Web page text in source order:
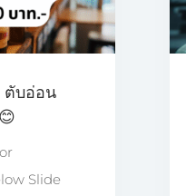
ตับอ่อน
Slide